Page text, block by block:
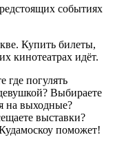
событиях
Купить билеты,
кинотеатрах идёт.
где погулять
Выбираете
на выходные?
выставки?
поможет!